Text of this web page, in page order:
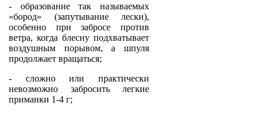
- образование так называемых
«бород» (запутывание лески),
особенно при забросе против
ветра, когда блесну подхватывает
воздушным порывом, а шпуля
продолжает вращаться;
- сложно или практически
невозможно забросить легкие
приманки 1-4 г;